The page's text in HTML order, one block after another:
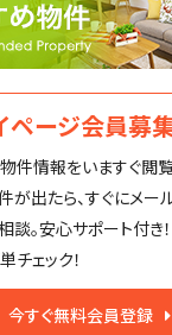
ページ会員募集
件情報をいますぐ閲
が出たら、すぐにメー
談。安心サポート付き！
ェック！
今すぐ無料会員登録